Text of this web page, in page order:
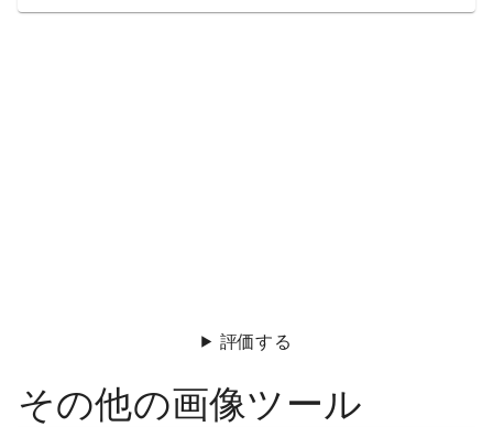
評価する
その他の画像ツール